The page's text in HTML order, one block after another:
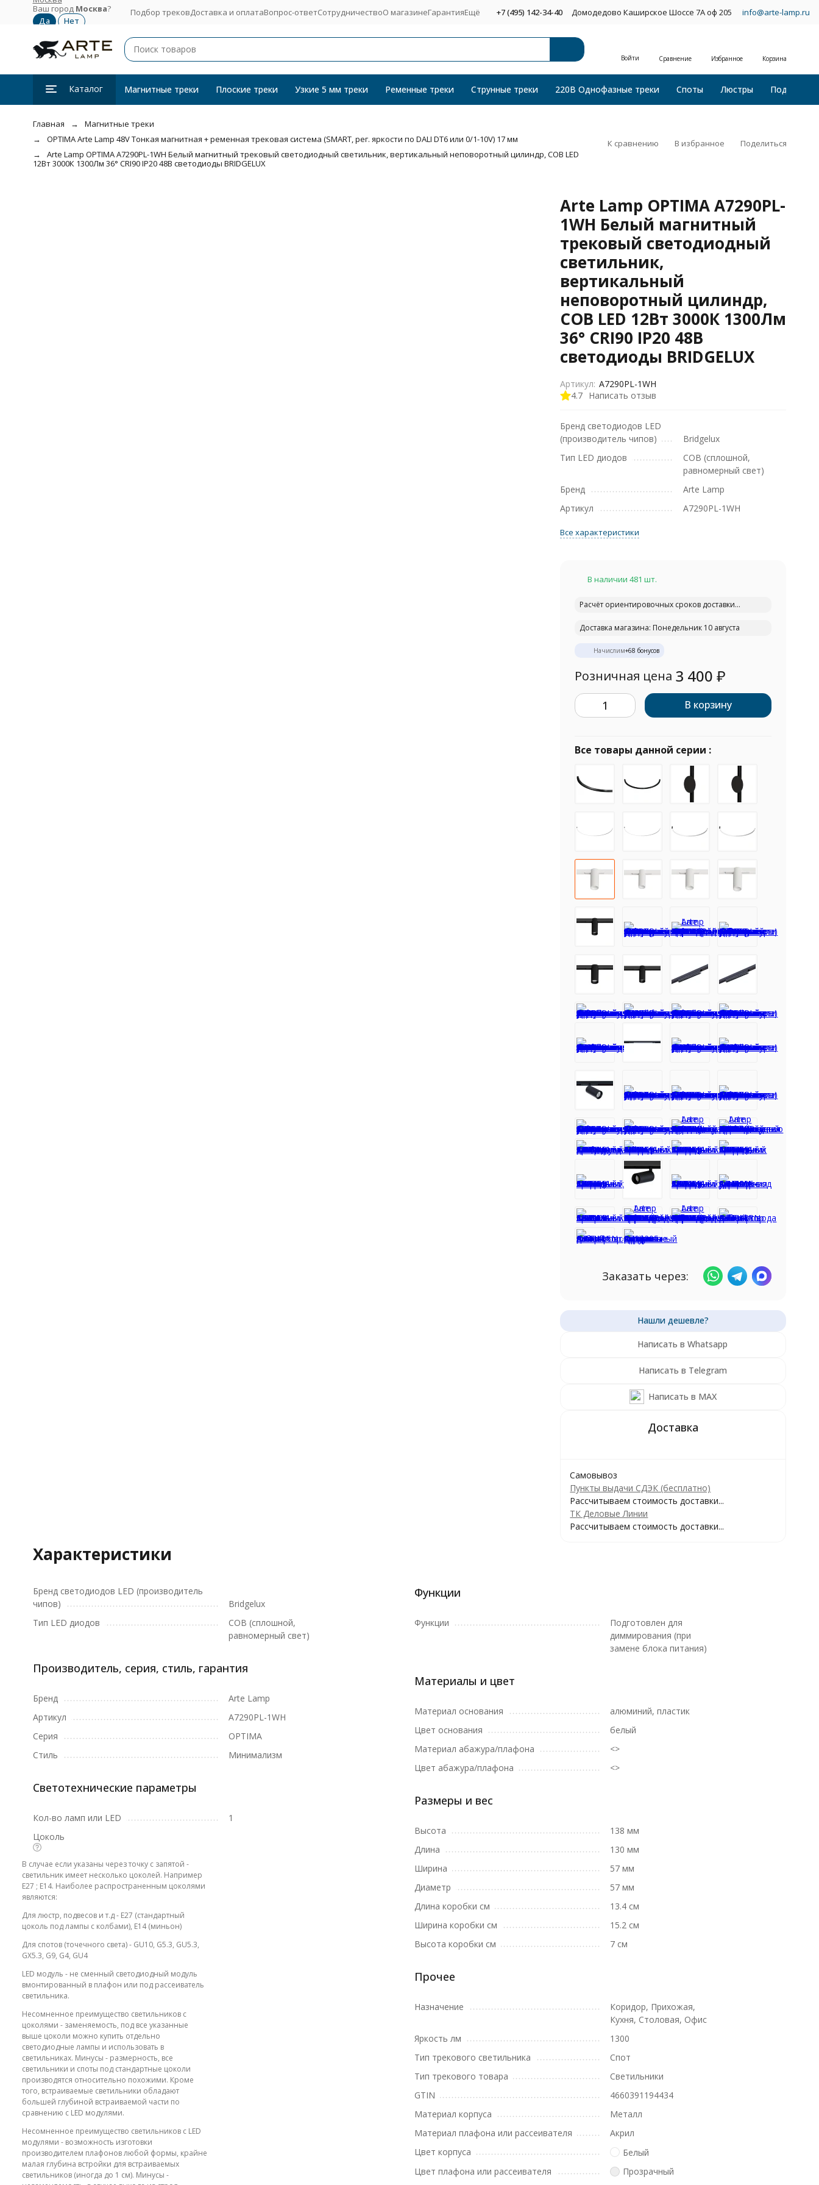
Ваш город Москва? Подбор трековДоставка и оплатаВопрос-ответСотрудничествоО магазинеГарантияЕщё +7 (495) 142-34-40 Домодедово Каширское Шоссе 7А оф 205 info@arte-lamp.ru
Войти Сравнение Избранное Корзина
Каталог Магнитные треки Плоские треки Узкие 5 мм треки Ременные треки Струнные треки 220В Однофазные треки Споты Люстры Подвесные
Главная
Магнитные треки
OPTIMA Arte Lamp 48V Тонкая магнитная + ременная трековая система (SMART, рег. яркости по DALI DT6 или 0/1-10V) 17 мм
Arte Lamp OPTIMA A7290PL-1WH Белый магнитный трековый светодиодный светильник, вертикальный неповоротный цилиндр, COB LED
12Вт 3000К 1300Лм 36° CRI90 IP20 48В светодиоды BRIDGELUX
К сравнению В избранное Поделиться
Arte Lamp OPTIMA A7290PL-
1WH Белый магнитный
трековый светодиодный
светильник,
вертикальный
неповоротный цилиндр,
COB LED 12Вт 3000К 1300Лм
36° CRI90 IP20 48В
светодиоды BRIDGELUX
4.7 Написать отзыв
Артикул: A7290PL-1WH
Бренд светодиодов LED
(производитель чипов)
Bridgelux
Тип LED диодов
COB (сплошной,
равномерный свет)
Бренд
Arte Lamp
Артикул
A7290PL-1WH
Все характеристики
В наличии 481 шт.
Расчёт ориентировочных сроков доставки...
Доставка магазина: Понедельник 10 августа
Начислим+68 бонусов
Розничная цена 3 400₽
В корзину
Все товары данной серии :
Заказать через:
Написать в Whatsapp
Написать в Telegram
Написать в MAX
Самовывоз
Пункты выдачи СДЭК (бесплатно)
Рассчитываем стоимость доставки...
ТК Деловые Линии
Рассчитываем стоимость доставки...
Характеристики
Бренд светодиодов LED (производитель
чипов)
Bridgelux
Тип LED диодов
COB (сплошной,
равномерный свет)
Производитель, серия, стиль, гарантия
Бренд
Arte Lamp
Артикул
A7290PL-1WH
Серия
OPTIMA
Стиль
Минимализм
Светотехнические параметры
Кол-во ламп или LED
1
Цоколь
В случае если указаны через точку с запятой -
светильник имеет несколько цоколей. Например
E27 ; E14. Наиболее распространенным цоколями
являются:
Для люстр, подвесов и т.д - E27 (стандартный
цоколь под лампы с колбами), E14 (миньон)
Для спотов (точечного света) - GU10, G5.3, GU5.3,
GX5.3, G9, G4, GU4
LED модуль - не сменный светодиодный модуль
вмонтированный в плафон или под рассеиватель
светильника.
Несомненное преимущество светильников с
цоколями - заменяемость, под все указанные
выше цоколи можно купить отдельно
светодиодные лампы и использовать в
светильниках. Минусы - размерность, все
светильники и споты под стандартные цоколи
производятся относительно похожими. Кроме
того, встраиваемые светильники обладают
большей глубиной встраиваемой части по
сравнению с LED модулями.
Несомненное преимущество светильников с LED
модулями - возможность изготовки
производителем плафонов любой формы, крайне
малая глубина встройки для встраиваемых
светильников (иногда до 1 см). Минусы -
Функции
Функции
Подготовлен для
диммирования (при
замене блока питания)
Материалы и цвет
Материал основания
алюминий, пластик
Цвет основания
белый
Материал абажура/плафона
<>
Цвет абажура/плафона
<>
Размеры и вес
Высота
138 мм
Длина
130 мм
Ширина
57 мм
Диаметр
57 мм
Длина коробки см
13.4 см
Ширина коробки см
15.2 см
Высота коробки см
7 см
Прочее
Назначение
Коридор, Прихожая,
Кухня, Столовая, Офис
Яркость лм
1300
Тип трекового светильника
Спот
Тип трекового товара
Светильники
GTIN
4660391194434
Материал корпуса
Металл
Материал плафона или рассеивателя
Акрил
Цвет корпуса
Белый
Цвет плафона или рассеивателя
Прозрачный